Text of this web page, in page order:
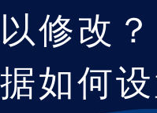
修改？
如何